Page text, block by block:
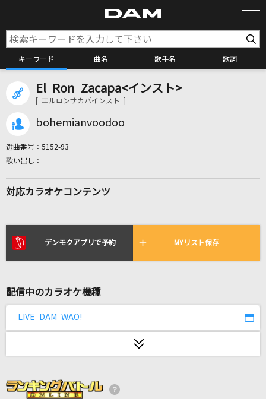
キーワード 曲名 歌手名 歌詞
カラオケ検索
リアルタイムで歌われている曲の一覧
If I'm S,Can You Be My N?
TWS
夏色えがおで1,2,Jump!
μ's
El Ron Zacapa<インスト>
[ エルロンサカパインスト ]
bohemianvoodoo
選曲番号： 5152-93
対応カラオケコンテンツ
デンモクアプリで予約 MYリスト保存
配信中のカラオケ機種
LIVE DAM WAO!